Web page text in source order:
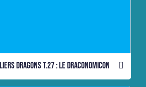
dragons T.27 : Le draconomicon